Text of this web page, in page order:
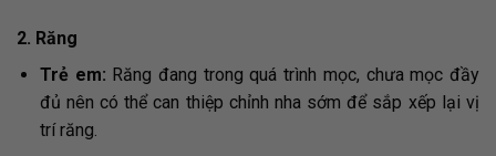
2. Răng
Trẻ em: Răng đang trong quá trình mọc, chưa mọc đầy
đủ nên có thể can thiệp chỉnh nha sớm để sắp xếp lại vị
trí răng.